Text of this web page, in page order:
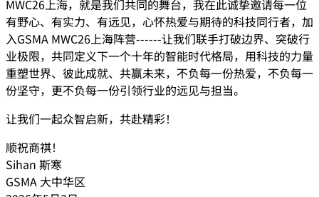
MWC26上海，就是我们共同的舞台，我在此诚挚邀请每一位
有野心、有实力、有远见，心怀热爱与期待的科技同行者，加
入GSMA MWC26上海阵营------让我们联手打破边界、突破行
业极限，共同定义下一个十年的智能时代格局，用科技的力量
重塑世界、彼此成就、共赢未来，不负每一份热爱，不负每一
份坚守，更不负每一份引领行业的远见与担当。
让我们一起众智启新，共赴精彩！
顺祝商祺！
Sihan 斯寒
GSMA 大中华区